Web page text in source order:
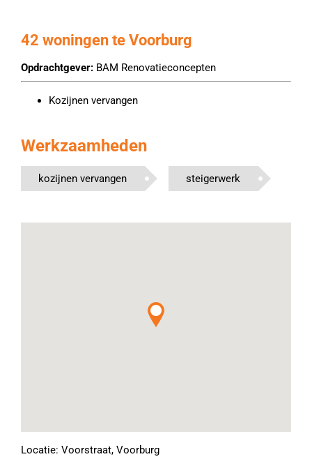
42 woningen te Voorburg
Opdrachtgever: BAM Renovatieconcepten
Kozijnen vervangen
Werkzaamheden
kozijnen vervangen steigerwerk
Locatie: Voorstraat, Voorburg